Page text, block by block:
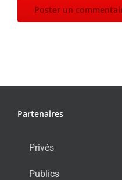
Partenaires
Privés
Publics